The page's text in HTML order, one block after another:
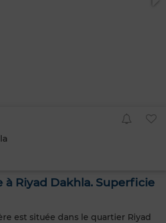
à Riyad Dakhla. Superficie
est située dans le quartier Riyad